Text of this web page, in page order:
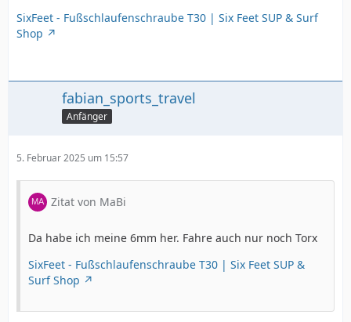
SixFeet - Fußschlaufenschraube T30 | Six Feet SUP & Surf
Shop
fabian_sports_travel
Anfänger
5. Februar 2025 um 15:57
Zitat von MaBi
Da habe ich meine 6mm her. Fahre auch nur noch Torx
SixFeet - Fußschlaufenschraube T30 | Six Feet SUP &
Surf Shop